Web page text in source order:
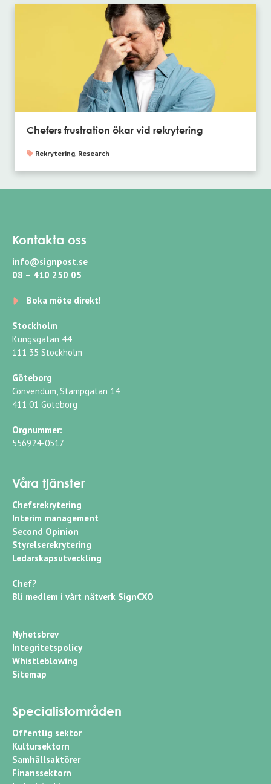
Chefers frustration ökar vid rekrytering
Rekrytering Research
Kontakta oss
info@signpost.se
08 – 410 250 05
Boka möte direkt!
Stockholm
Kungsgatan 44
111 35 Stockholm
Göteborg
Convendum, Stampgatan 14
411 01 Göteborg
Orgnummer:
556924-0517
Våra tjänster
Chefsrekrytering
Interim management
Second Opinion
Styrelserekrytering
Ledarskapsutveckling
Chef?
Bli medlem i vårt nätverk SignCXO
Nyhetsbrev
Integritetspolicy
Whistleblowing
Sitemap
Specialistområden
Offentlig sektor
Kultursektorn
Samhällsaktörer
Finanssektorn